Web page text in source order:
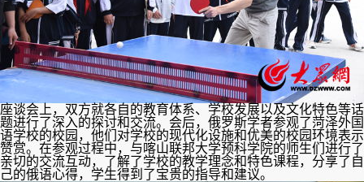
座谈会上，双方就各自的教育体系、学校发展以及文化特色等话
题进行了深入的探讨和交流。会后，俄罗斯学者参观了菏泽外国
语学校的校园，他们对学校的现代化设施和优美的校园环境表示
赞赏。在参观过程中，与喀山联邦大学预科学院的师生们进行了
亲切的交流互动，了解了学校的教学理念和特色课程，分享了自
己的俄语心得，学生得到了宝贵的指导和建议。